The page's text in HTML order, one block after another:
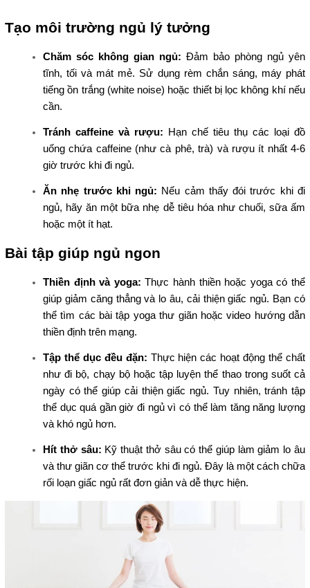
Tạo môi trường ngủ lý tưởng
Chăm sóc không gian ngủ: Đảm bảo phòng ngủ yên
tĩnh, tối và mát mẻ. Sử dụng rèm chắn sáng, máy phát
tiếng ồn trắng (white noise) hoặc thiết bị lọc không khí nếu
cần.
Tránh caffeine và rượu: Hạn chế tiêu thụ các loại đồ
uống chứa caffeine (như cà phê, trà) và rượu ít nhất 4-6
giờ trước khi đi ngủ.
Ăn nhẹ trước khi ngủ: Nếu cảm thấy đói trước khi đi
ngủ, hãy ăn một bữa nhẹ dễ tiêu hóa như chuối, sữa ấm
hoặc một ít hạt.
Bài tập giúp ngủ ngon
Thiền định và yoga:Thực hành thiền hoặc yoga có thể
giúp giảm căng thẳng và lo âu, cải thiện giấc ngủ. Bạn có
thể tìm các bài tập yoga thư giãn hoặc video hướng dẫn
thiền định trên mạng.
Tập thể dục đều đặn: Thực hiện các hoạt động thể chất
như đi bộ, chạy bộ hoặc tập luyện thể thao trong suốt cả
ngày có thể giúp cải thiện giấc ngủ. Tuy nhiên, tránh tập
thể dục quá gần giờ đi ngủ vì có thể làm tăng năng lượng
và khó ngủ hơn.
Hít thở sâu: Kỹ thuật thở sâu có thể giúp làm giảm lo âu
và thư giãn cơ thể trước khi đi ngủ. Đây là một cách chữa
rối loạn giấc ngủ rất đơn giản và dễ thực hiện.